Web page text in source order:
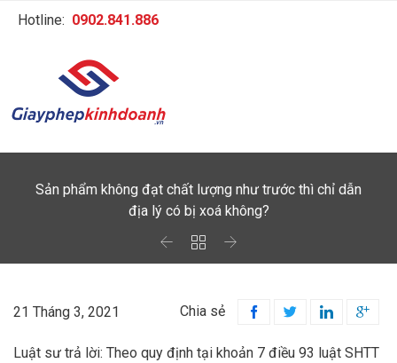
Hotline: 0902.841.886
Sản phẩm không đạt chất lượng như trước thì chỉ dẫn
địa lý có bị xoá không?
  
21 Tháng 3, 2021 Chia sẻ    
Luật sư trả lời: Theo quy định tại khoản 7 điều 93 luật SHTT